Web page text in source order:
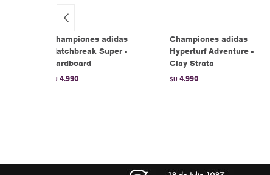
Championes adidas
Matchbreak Super -
Cardboard
$U 4.990
Championes adidas
Hyperturf Adventure -
Clay Strata
$U 4.990